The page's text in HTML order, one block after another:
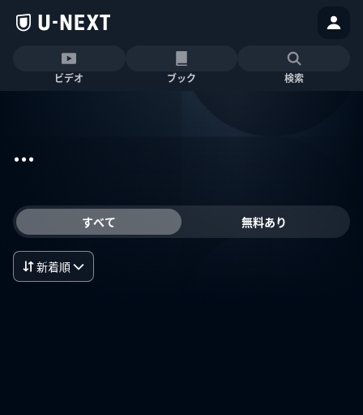
ビデオ ブック 検索
...
すべて 無料あり
新着順